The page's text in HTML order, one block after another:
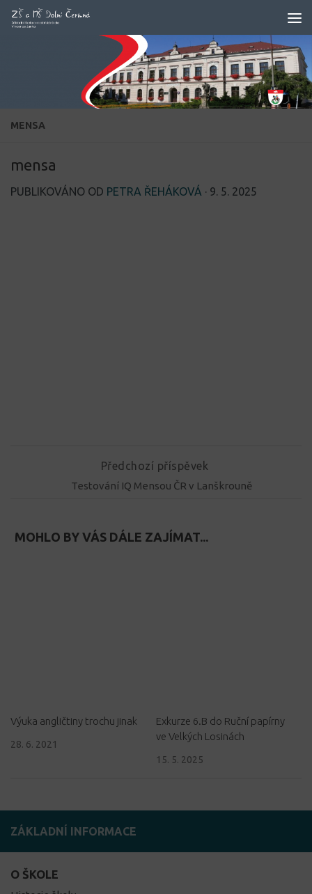
Skip to content
MENSA
mensa
PUBLIKOVÁNO OD PETRA ŘEHÁKOVÁ · 9. 5. 2025
Předchozí příspěvek
Testování IQ Mensou ČR v Lanškrouně
MOHLO BY VÁS DÁLE ZAJÍMAT...
Výuka angličtiny trochu jinak
28. 6. 2021
Exkurze 6.B do Ruční papírny
ve Velkých Losinách
15. 5. 2025
ZÁKLADNÍ INFORMACE
O ŠKOLE